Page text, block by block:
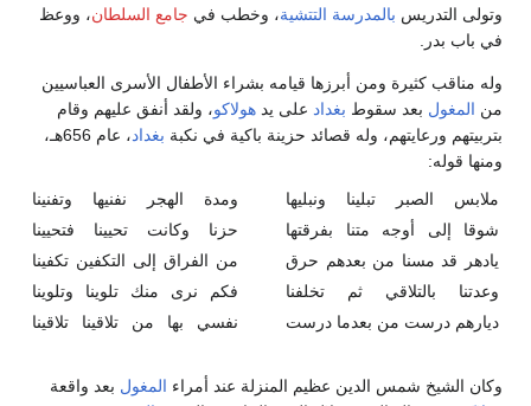
وتولى التدريس بالمدرسة التتشية، وخطب في جامع السلطان، ووعظ
في باب بدر.
وله مناقب كثيرة ومن أبرزها قيامه بشراء الأطفال الأسرى العباسيين
من المغول بعد سقوط بغداد على يد هولاكو، ولقد أنفق عليهم وقام
بتربيتهم ورعايتهم، وله قصائد حزينة باكية في نكبة بغداد
، عام 656هـ،
ومنها قوله:
ملابس الصبر تبلينا ونبليها
ومدة الهجر نفنيها وتفنينا
شوقا إلى أوجه متنا بفرقتها
حزنا وكانت تحيينا فتحيينا
يادهر قد مسنا من بعدهم حرق
من الفراق إلى التكفين تكفينا
وعدتنا بالتلاقي ثم تخلفنا
فكم نرى منك تلوينا وتلوينا
ديارهم درست من بعدما درست
نفسي بها من تلاقينا تلاقينا
وكان الشيخ شمس الدين عظيم المنزلة عند أمراء المغول بعد واقعة